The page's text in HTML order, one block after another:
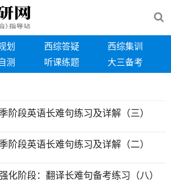
划 西综答疑
西综集训
测 听课练题 大三备考
阶段英语长难句练习及详解（三）
阶段英语长难句练习及详解（二）
化阶段：翻译长难句备考练习（八）